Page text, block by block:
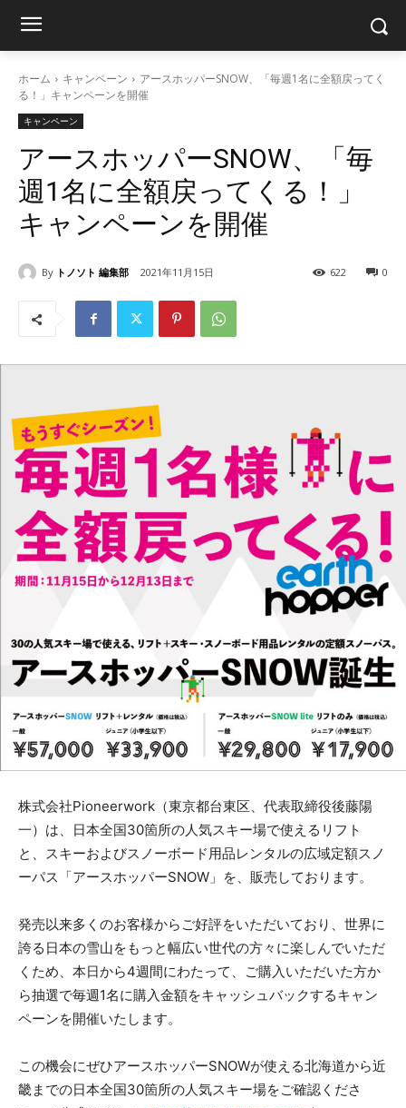
ホーム キャンペーン
アースホッパーSNOW、「毎週1名に全額戻ってく
る！」キャンペーンを開催
キャンペーン
アースホッパーSNOW、「毎
週1名に全額戻ってくる！」
キャンペーンを開催
By トノソト 編集部 2021年11月15日 0
622
株式会社Pioneerwork（東京都台東区、代表取締役後藤陽
一）は、日本全国30箇所の人気スキー場で使えるリフト
と、スキーおよびスノーボード用品レンタルの広域定額スノ
ーパス「アースホッパーSNOW」を、販売しております。
発売以来多くのお客様からご好評をいただいており、世界に
誇る日本の雪山をもっと幅広い世代の方々に楽しんでいただ
くため、本日から4週間にわたって、ご購入いただいた方か
ら抽選で毎週1名に購入金額をキャッシュバックするキャン
ペーンを開催いたします。
この機会にぜひアースホッパーSNOWが使える北海道から近
畿までの日本全国30箇所の人気スキー場をご確認くださ